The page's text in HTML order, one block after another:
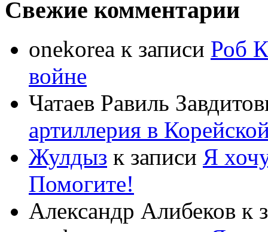
Свежие комментарии
onekorea к записи Роб
войне
Чатаев Равиль
артиллерия в
Жулдыз к записи Я
Помогите!
Александр Алибеков к